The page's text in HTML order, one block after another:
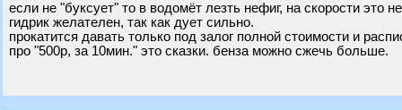
если не "буксует" то в водомёт лезть нефиг, на скорости это
гидрик желателен, так как дует сильно.
прокатится давать только под залог полной стоимости и
про "500р, за 10мин." это сказки. бенза можно сжечь больше.